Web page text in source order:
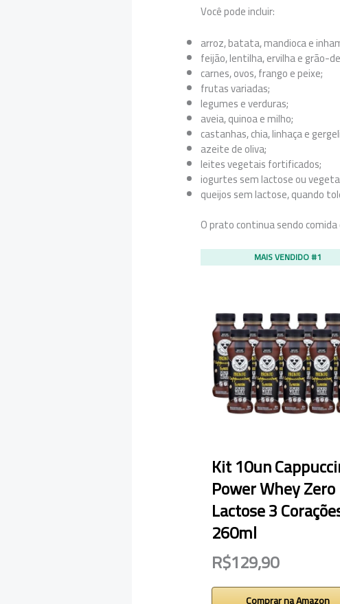
Você pode incluir:
arroz, batata, mandioca e
feijão, lentilha, ervilha e grão-
carnes, ovos, frango e peixe;
frutas variadas;
legumes e verduras;
aveia, quinoa e milho;
castanhas, chia, linhaça e
azeite de oliva;
leites vegetais fortificados;
iogurtes sem lactose ou
queijos sem lactose, quando
O prato continua sendo
MAIS VENDIDO #1
Kit 10un
Power Whey Zero
Lactose 3
260ml
R$129,90